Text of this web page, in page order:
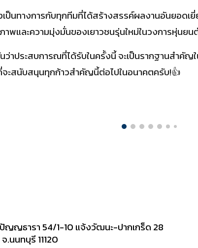
ป็นทางการกับทุกทีมที่ได้สร้างสรรค์ผลงานอันยอดเ
พและความมุ่งมั่นของเยาวชนรุ่นใหม่ในวงการหุ่นยน
ว่าประสบการณที่ได้รับในครั้งนี้ จะเป็นรากฐานสำคั
จะสนับสนุนทุกก้าวสำคัญนี้ต่อไปในอนาคตครับ!👍
ญญธารา 54/1-10 แจ้งวัฒนะ-ปากเกร็ด 28
.นนทบุรี 11120